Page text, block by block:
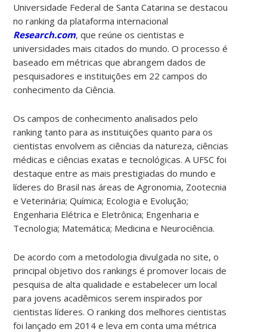
Universidade Federal de Santa Catarina se destacou
no ranking da plataforma internacional
Research.com, que reúne os cientistas e
universidades mais citados do mundo. O processo é
baseado em métricas que abrangem dados de
pesquisadores e instituições em 22 campos do
conhecimento da Ciência.
Os campos de conhecimento analisados pelo
ranking tanto para as instituições quanto para os
cientistas envolvem as ciências da natureza, ciências
médicas e ciências exatas e tecnológicas. A UFSC foi
destaque entre as mais prestigiadas do mundo e
líderes do Brasil nas áreas de Agronomia, Zootecnia
e Veterinária; Química; Ecologia e Evolução;
Engenharia Elétrica e Eletrônica; Engenharia e
Tecnologia; Matemática; Medicina e Neurociência.
De acordo com a metodologia divulgada no site, o
principal objetivo dos rankings é promover locais de
pesquisa de alta qualidade e estabelecer um local
para jovens acadêmicos serem inspirados por
cientistas líderes. O ranking dos melhores cientistas
foi lançado em 2014 e leva em conta uma métrica